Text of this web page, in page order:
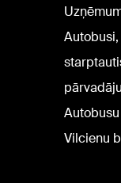
Vilcienu